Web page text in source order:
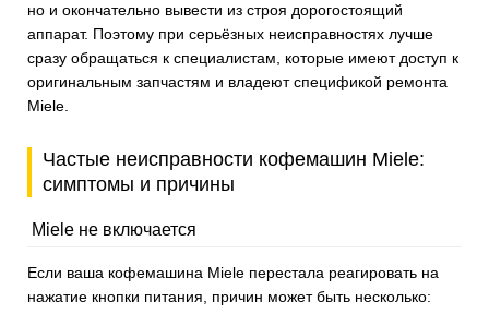
но и окончательно вывести из строя дорогостоящий
аппарат. Поэтому при серьёзных неисправностях лучше
сразу обращаться к специалистам, которые имеют доступ к
оригинальным запчастям и владеют спецификой ремонта
Miele.
Частые неисправности кофемашин Miele:
симптомы и причины
Miele не включается
Если ваша кофемашина Miele перестала реагировать на
нажатие кнопки питания, причин может быть несколько: